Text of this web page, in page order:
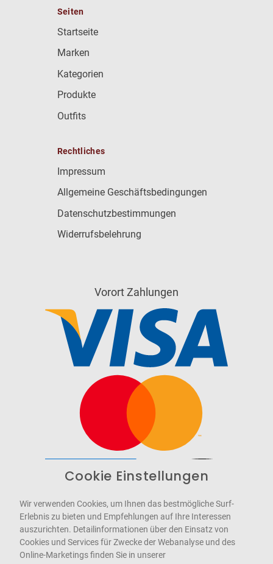
Seiten
Startseite
Marken
Kategorien
Produkte
Outfits
Rechtliches
Impressum
Allgemeine Geschäftsbedingungen
Datenschutzbestimmungen
Widerrufsbelehrung
Vorort Zahlungen
WCAG-2.1-AA
Cookie Einstellungen
Wir verwenden Cookies, um Ihnen das bestmögliche Surf-
Erlebnis zu bieten und Empfehlungen auf Ihre Interessen
auszurichten. Detailinformationen über den Einsatz von
Cookies und Services für Zwecke der Webanalyse und des
Online-Marketings finden Sie in unserer